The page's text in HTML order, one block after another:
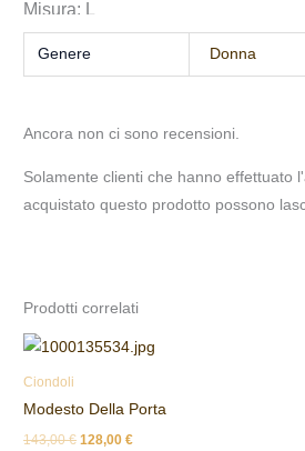
Misura: L
Genere Donna
Ancora non ci sono recensioni.
Solamente clienti che hanno effettuato
acquistato questo prodotto possono
Prodotti correlati
Ciondoli
Modesto Della Porta
143,00€ 128,00€